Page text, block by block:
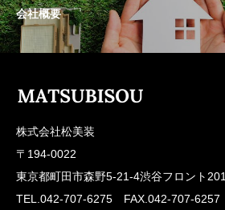
会社概要
株式会社松美装
〒194-0022
東京都町田市森野5-21-4渋谷フロント201
TEL.042-707-6275 FAX.042-707-6257